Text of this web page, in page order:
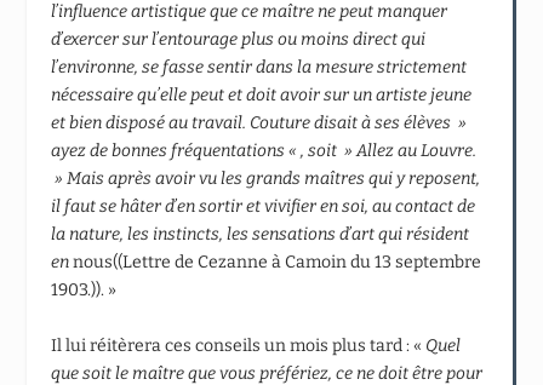
l’influence artistique que ce maître ne peut manquer
d’exercer sur l’entourage plus ou moins direct qui
l’environne, se fasse sentir dans la mesure strictement
nécessaire qu’elle peut et doit avoir sur un artiste jeune
et bien disposé au travail. Couture disait à ses élèves »
ayez de bonnes fréquentations « , soit » Allez au Louvre.
» Mais après avoir vu les grands maîtres qui y reposent,
il faut se hâter d’en sortir et vivifier en soi, au contact de
la nature, les instincts, les sensations d’art qui résident
ennous((Lettre de Cezanne à Camoin du 13 septembre
1903.)). »
Il lui réitèrera ces conseils un mois plus tard : « Quel
que soit le maître que vous préfériez, ce ne doit être pour